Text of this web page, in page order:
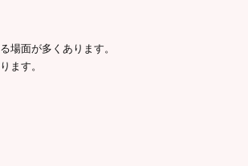
場面が多くあります。
ます。